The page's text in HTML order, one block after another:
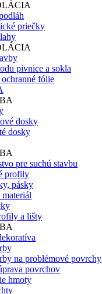
priečky
pivnice a sokla
ochranné fólie
dosky
dosky
pre suchú stavbu
profily
pásky
a lišty
na problémové povrchy
povrchov
hmoty